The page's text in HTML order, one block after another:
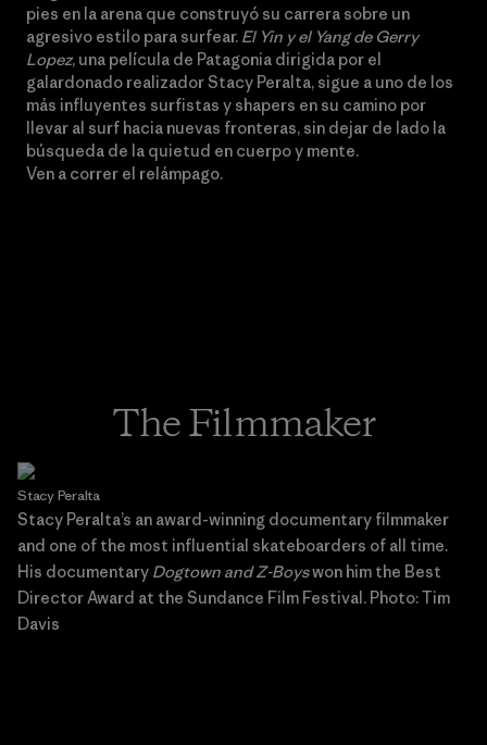
pies en la arena que construyó su carrera sobre un
agresivo estilo para surfear. El Yin y el Yang de Gerry
Lopez, una película de Patagonia dirigida por el
galardonado realizador Stacy Peralta, sigue a uno de los
más influyentes surfistas y shapers en su camino por
llevar al surf hacia nuevas fronteras, sin dejar de lado la
búsqueda de la quietud en cuerpo y mente.
Ven a correr el relámpago.
The Filmmaker
Stacy Peralta
Stacy Peralta’s an award-winning documentary filmmaker
and one of the most influential skateboarders of all time.
His documentary Dogtown and Z-Boyswon him the Best
Director Award at the Sundance Film Festival. Photo: Tim
Davis